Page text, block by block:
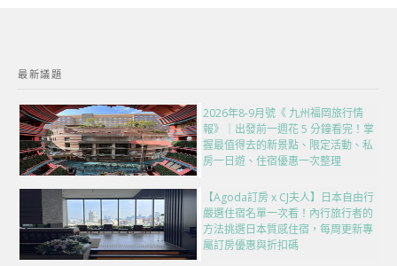
最新議題
2026年8-9月號《 九州福岡旅行情
報》｜出發前一週花 5 分鐘看完！掌
握最值得去的新景點、限定活動、私
房一日遊、住宿優惠一次整理
【Agoda訂房 x CJ夫人】日本自由行
嚴選住宿名單一次看！內行旅行者的
方法挑選日本質感住宿，每周更新專
屬訂房優惠與折扣碼